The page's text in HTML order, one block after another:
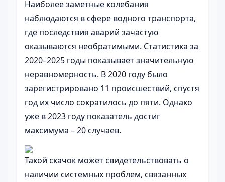
Наиболее заметные колебания
наблюдаются в сфере водного транспорта,
где последствия аварий зачастую
оказываются необратимыми. Статистика за
2020–2025 годы показывает значительную
неравномерность. В 2020 году было
зарегистрировано 11 происшествий, спустя
год их число сократилось до пяти. Однако
уже в 2023 году показатель достиг
максимума – 20 случаев.
Такой скачок может свидетельствовать о
наличии системных проблем, связанных